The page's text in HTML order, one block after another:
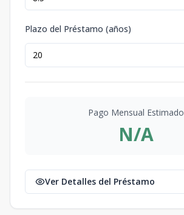
Plazo del Préstamo (años)
Pago Mensual Estimado
N/A
Ver Detalles del Préstamo